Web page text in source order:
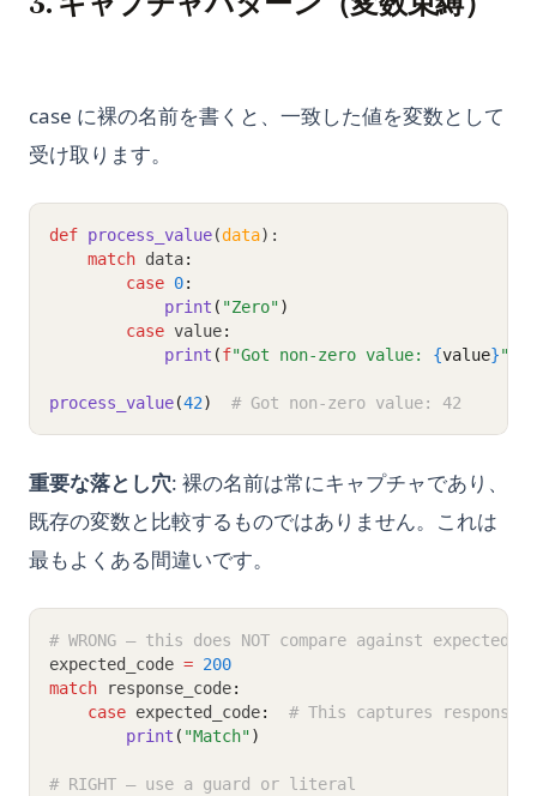
case に裸の名前を書くと、一致した値を変数として
受け取ります。
def process_value(data):
match data:
case 0:
print ( "Zero")
case value:
print (f"Got non-zero value: {value}"
process_value(42) # Got non-zero value: 42
重要な落とし穴: 裸の名前は常にキャプチャであり、
既存の変数と比較するものではありません。これは
最もよくある間違いです。
# WRONG — this does NOT compare against
expected_code = 200
match response_code:
case expected_code:
# This captures
print ( "Match")
# RIGHT — use a guard or literal